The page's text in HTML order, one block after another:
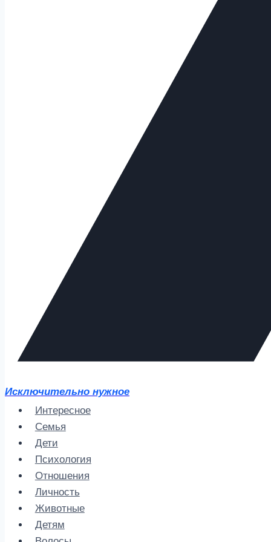
Исключительно нужное
Интересное
Семья
Дети
Психология
Отношения
Личность
Животные
Детям